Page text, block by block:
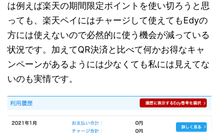
は例えば楽天の期間限定ポイントを使い切ろうと思
っても、楽天ペイにはチャージして使えてもEdyの
方には使えないので必然的に使う機会が減っている
状況です。加えてQR決済と比べて何かお得なキャ
ンペーンがあるようには少なくても私には見えてな
いのも実情です。